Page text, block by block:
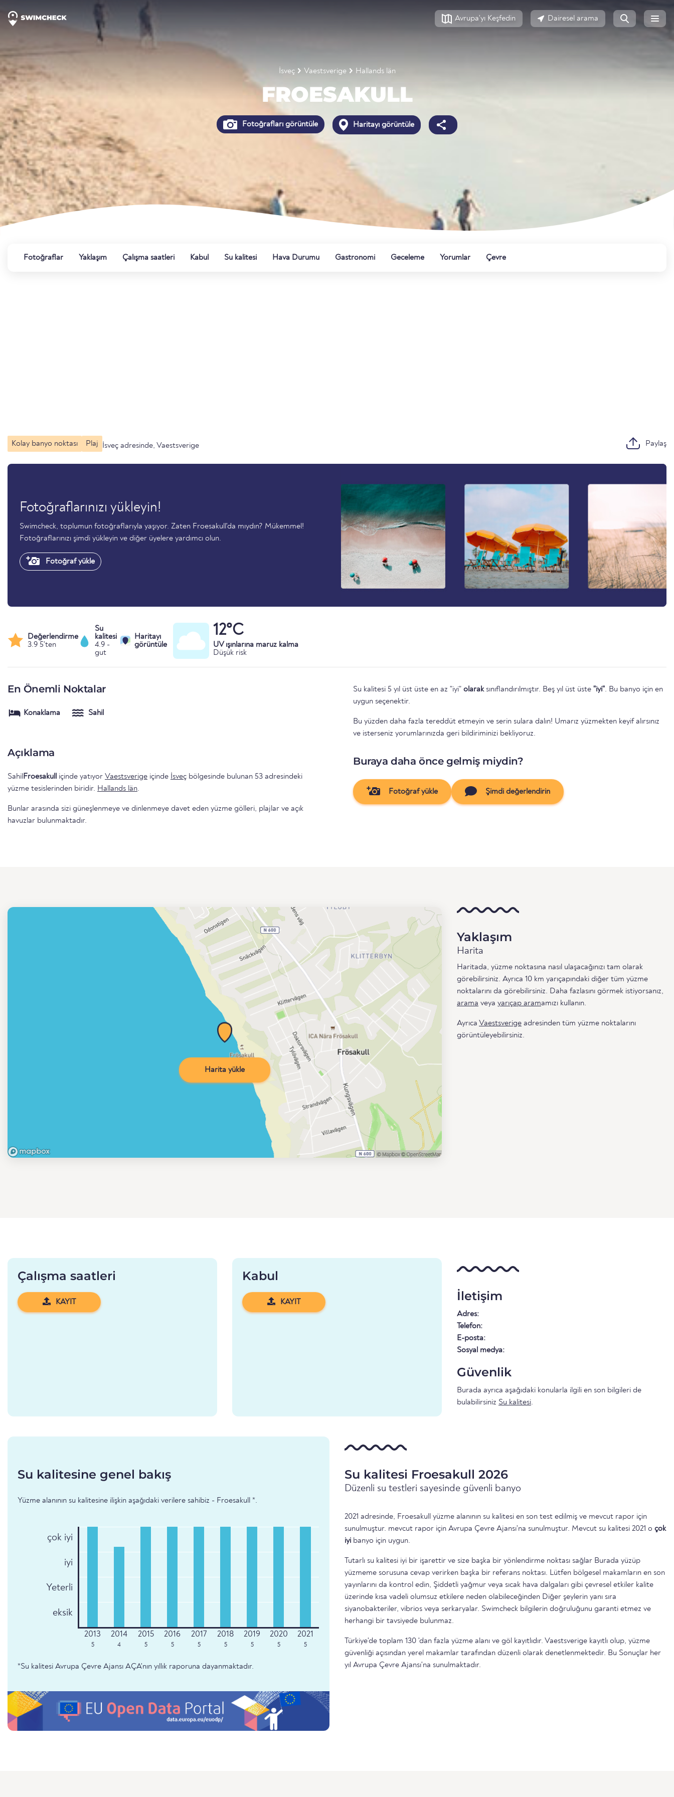
Avrupa'yı Keşfedin Dairesel arama
İsveç Vaestsverige Hallands län
FROESAKULL
Fotoğrafları görüntüle Haritayı görüntüle
Fotoğraflar Yaklaşım Çalışma saatleri Kabul Su kalitesi Hava Durumu Gastronomi Geceleme Yorumlar Çevre
Kolay banyo noktası Plaj İsveç adresinde, Vaestsverige Paylaş
Fotoğraflarınızı yükleyin!
Swimcheck, toplumun fotoğraflarıyla yaşıyor. Zaten Froesakull'da mıydın? Mükemmel!
Fotoğraflarınızı şimdi yükleyin ve diğer üyelere yardımcı olun.
Fotoğraf yükle
Değerlendirme
3.9 5'ten
Su
kalitesi
4.9 -
gut
Haritayı
görüntüle
12°C
UV ışınlarına maruz kalma
Düşük risk
En Önemli Noktalar
Konaklama Sahil
Açıklama
Sahil Froesakull içinde yatıyor Vaestsverige içinde İsveç bölgesinde bulunan 53 adresindeki
yüzme tesislerinden biridir. Hallands län.
Bunlar arasında sizi güneşlenmeye ve dinlenmeye davet eden yüzme gölleri, plajlar ve açık
havuzlar bulunmaktadır.
Su kalitesi 5 yıl üst üste en az "iyi" olarak sınıflandırılmıştır. Beş yıl üst üste "iyi". Bu banyo için en
uygun seçenektir.
Bu yüzden daha fazla tereddüt etmeyin ve serin sulara dalın! Umarız yüzmekten keyif alırsınız
ve isterseniz yorumlarınızda geri bildiriminizi bekliyoruz.
Buraya daha önce gelmiş miydin?
Fotoğraf yükle Şimdi değerlendirin
Harita yükle
Yaklaşım
Harita
Haritada, yüzme noktasına nasıl ulaşacağınızı tam olarak
görebilirsiniz. Ayrıca 10 km yarıçapındaki diğer tüm yüzme
noktalarını da görebilirsiniz. Daha fazlasını görmek istiyorsanız,
arama veya yarıçap aramamızı kullanın.
Ayrıca Vaestsverige adresinden tüm yüzme noktalarını
görüntüleyebilirsiniz.
Çalışma saatleri
KAYIT
Kabul
KAYIT İletişim
Adres:
Telefon:
E-posta:
Sosyal medya:
Güvenlik
Burada ayrıca aşağıdaki konularla ilgili en son bilgileri de
bulabilirsiniz Su kalitesi.
Su kalitesine genel bakış
Yüzme alanının su kalitesine ilişkin aşağıdaki verilere sahibiz - Froesakull *.
çok iyi
iyi
Yeterli
eksik
5 4 5 5 5 5 5 5 5
*Su kalitesi Avrupa Çevre Ajansı AÇA'nın yıllık raporuna dayanmaktadır.
Su kalitesi Froesakull 2026
Düzenli su testleri sayesinde güvenli banyo
2021 adresinde, Froesakull yüzme alanının su kalitesi en son test edilmiş ve mevcut rapor için
sunulmuştur. mevcut rapor için Avrupa Çevre Ajansı'na sunulmuştur. Mevcut su kalitesi 2021 o çok
iyi banyo için uygun.
Tutarlı su kalitesi iyi bir işarettir ve size başka bir yönlendirme noktası sağlar Burada yüzüp
yüzmeme sorusuna cevap verirken başka bir referans noktası. Lütfen bölgesel makamların en son
yayınlarını da kontrol edin, Şiddetli yağmur veya sıcak hava dalgaları gibi çevresel etkiler kalite
üzerinde kısa vadeli olumsuz etkilere neden olabileceğinden Diğer şeylerin yanı sıra
siyanobakteriler, vibrios veya serkaryalar. Swimcheck bilgilerin doğruluğunu garanti etmez ve
herhangi bir tavsiyede bulunmaz.
Türkiye'de toplam 130 'dan fazla yüzme alanı ve göl kayıtlıdır. Vaestsverige kayıtlı olup, yüzme
güvenliği açısından yerel makamlar tarafından düzenli olarak denetlenmektedir. Bu Sonuçlar her
yıl Avrupa Çevre Ajansı'na sunulmaktadır.